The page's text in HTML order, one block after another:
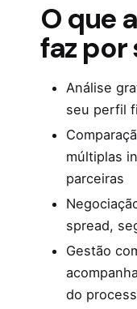
O que
faz por
Análise
seu perfil
múltiplas
parceiras
spread,
Gestão
do